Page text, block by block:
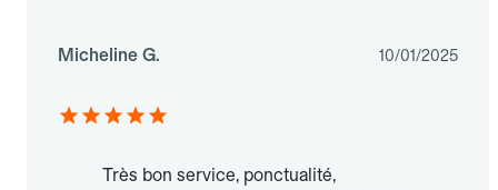
Micheline G. 10/01/2025
Très bon service, ponctualité,